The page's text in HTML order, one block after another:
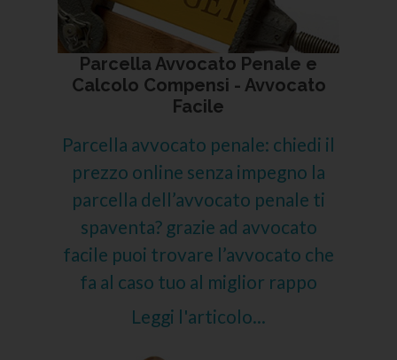
Parcella Avvocato Penale e
Calcolo Compensi - Avvocato
Facile
Parcella avvocato penale: chiedi il
prezzo online senza impegno la
parcella dell’avvocato penale ti
spaventa? grazie ad avvocato
facile puoi trovare l’avvocato che
fa al caso tuo al miglior rappo
Leggi l'articolo...